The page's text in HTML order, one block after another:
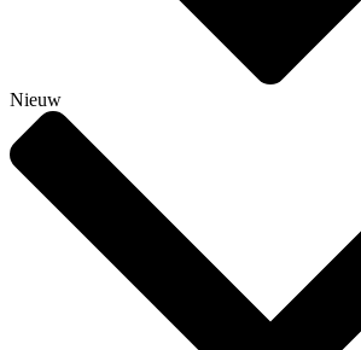
Nieuw